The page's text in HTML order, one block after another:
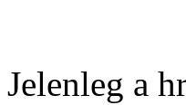
Jelenleg a